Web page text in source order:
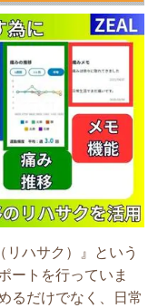
ハサク）』という
ートを行っていま
るだけでなく、日常